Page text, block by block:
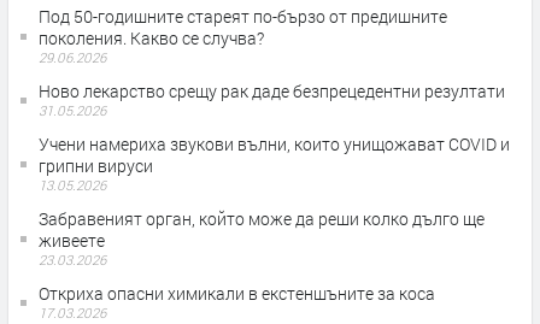
Под 50-годишните стареят по-бързо от предишните
поколения. Какво се случва?
29.06.2026
Ново лекарство срещу рак даде безпрецедентни резултати
31.05.2026
Учени намериха звукови вълни, които унищожават COVID и
грипни вируси
13.05.2026
Забравеният орган, който може да реши колко дълго ще
живеете
23.03.2026
Откриха опасни химикали в екстеншъните за коса
17.03.2026